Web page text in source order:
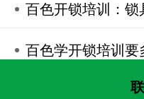
百色开锁培训：
百色学开锁培训要